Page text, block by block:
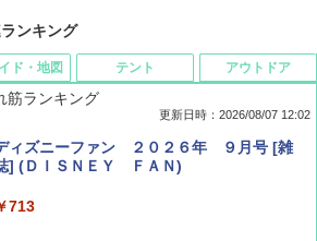
ンキング
筋ランキング
更新日時：2026/08/07 12:02
ィズニーファン ２０２６年 ９月号 [雑
] (ＤＩＳＮＥＹ ＦＡＮ)
713
ド・地図 テント アウトドア